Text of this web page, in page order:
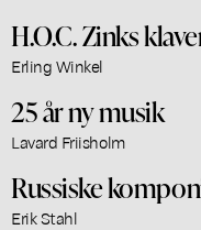
H.O.C. Zinks
Erling Winkel
25 år ny musik
Lavard Friisholm
Russiske
Erik Stahl